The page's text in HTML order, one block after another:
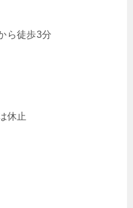
ら徒歩3分
休止